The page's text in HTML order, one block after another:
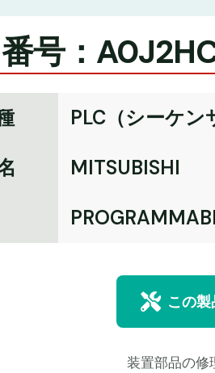
号：
PLC（シーケン
MITSUBISHI
この
装置部品の修